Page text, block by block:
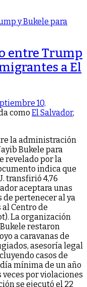
entre Trump
a El
10,
como El Salvador,
la administración
Bukele para
revelado por la
indica que
transfirió 4,76
aceptara unas
de pertenecer al ya
Centro de
La organización
restaron
a caravanas de
asesoría legal
casos de
mínima de un año
por violaciones
se ejecutó el 22